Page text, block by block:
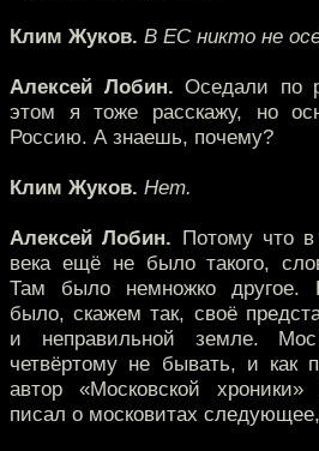
Клим Жуков. В ЕС никто не
Алексей Лобин. Оседали по
этом я тоже расскажу, но
Россию. А знаешь, почему?
Клим Жуков. Нет.
Алексей Лобин. Потому что в
века ещё не было такого,
Там было немножко другое.
было, скажем так, своё
и неправильной земле.
четвёртому не бывать, и как
автор «Московской
писал о московитах